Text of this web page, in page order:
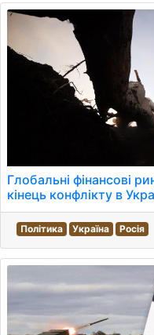
Глобальні фінансові
кінець конфлікту в
Політика Україна Росія